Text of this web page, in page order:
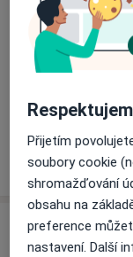
Co mám v
Způsoby platby
Detaily
Názory
Přijetím
soubory cookie
shromažďování
obsahu na
preference
nastavení. Další